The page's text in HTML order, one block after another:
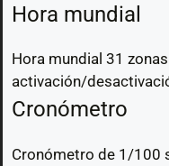
Hora mundial
Hora mundial 31
activación/
Cronómetro
Cronómetro de 1/100